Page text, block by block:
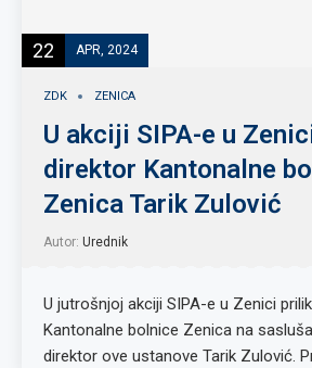
22 APR, 2024
ZDK ZENICA
U akciji SIPA-e u
direktor Kantonalne
Zenica Tarik Zulović
Autor: Urednik
U jutrošnjoj akciji SIPA-e u Zenici
Kantonalne bolnice Zenica na
direktor ove ustanove Tarik Zulović.